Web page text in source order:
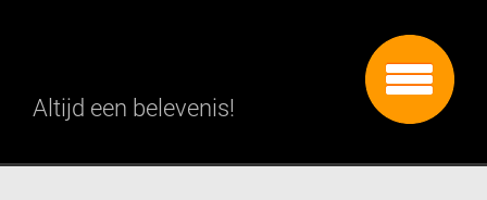
Altijd een belevenis!